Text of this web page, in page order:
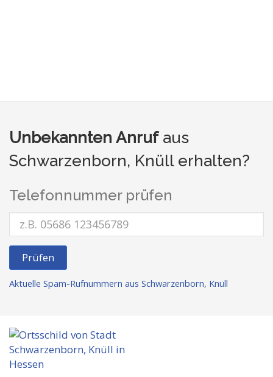
Unbekannten Anrufaus
Schwarzenborn, Knüll erhalten?
Telefonnummer prüfen
Prüfen
Aktuelle Spam-Rufnummern aus Schwarzenborn, Knüll